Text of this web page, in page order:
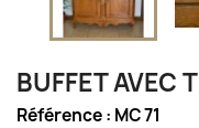
BUFFET AVEC
Référence : MC 71